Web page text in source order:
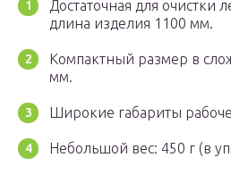
Достаточная для очистки
длина изделия 1100 мм.
Компактный размер в
мм.
Широкие габариты
Небольшой вес: 450 г (в